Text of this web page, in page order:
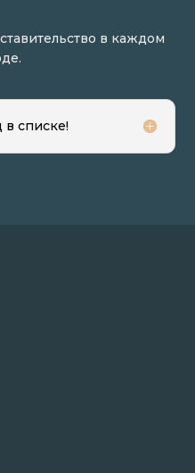
в каждом
списке!